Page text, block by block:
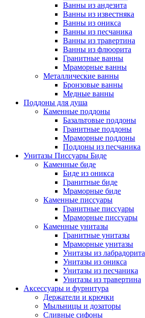
Ванны из андезита
Ванны из известняка
Ванны из оникса
Ванны из песчаника
Ванны из травертина
Ванны из флюорита
Гранитные ванны
Мраморные ванны
Металлические ванны
Бронзовые ванны
Медные ванны
Поддоны для душа
Каменные поддоны
Базальтовые поддоны
Гранитные поддоны
Мраморные поддоны
Поддоны из песчаника
Унитазы Писсуары Биде
Каменные биде
Биде из оникса
Гранитные биде
Мраморные биде
Каменные писсуары
Гранитные писсуары
Мраморные писсуары
Каменные унитазы
Гранитные унитазы
Мраморные унитазы
Унитазы из лабрадорита
Унитазы из оникса
Унитазы из песчаника
Унитазы из травертина
Аксессуары и фурнитура
Держатели и крючки
Мыльницы и дозаторы
Сливные сифоны